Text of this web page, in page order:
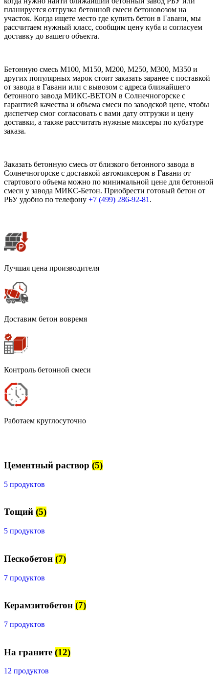
планируется отгрузка бетонной смеси бетоновозом на
участок. Когда ищете место где купить бетон в Гавани, мы
рассчитаем нужный класс, сообщим цену куба и согласуем
доставку до вашего объекта.
Бетонную смесь М100, М150, М200, М250, М300, М350 и
других популярных марок стоит заказать заранее с поставкой
от завода в Гавани или с вывозом с адреса ближайшего
бетонного завода МИКС-BETON в Солнечногорске с
гарантией качества и объема смеси по заводской цене, чтобы
диспетчер смог согласовать с вами дату отгрузки и цену
доставки, а также рассчитать нужные миксеры по кубатуре
заказа.
Заказать бетонную смесь от близкого бетонного завода в
Солнечногорске с доставкой автомиксером в Гавани от
стартового объема можно по минимальной цене для бетонной
смеси у завода МИКС-Бетон. Приобрести готовый бетон от
РБУ удобно по телефону +7 (499) 286-92-81 .
Лучшая цена производителя
Доставим бетон вовремя
Контроль бетонной смеси
Работаем круглосуточно
Цементный раствор (5)
5 продуктов
Тощий (5)
5 продуктов
Пескобетон (7)
7 продуктов
Керамзитобетон (7)
7 продуктов
На граните (12)
12 продуктов